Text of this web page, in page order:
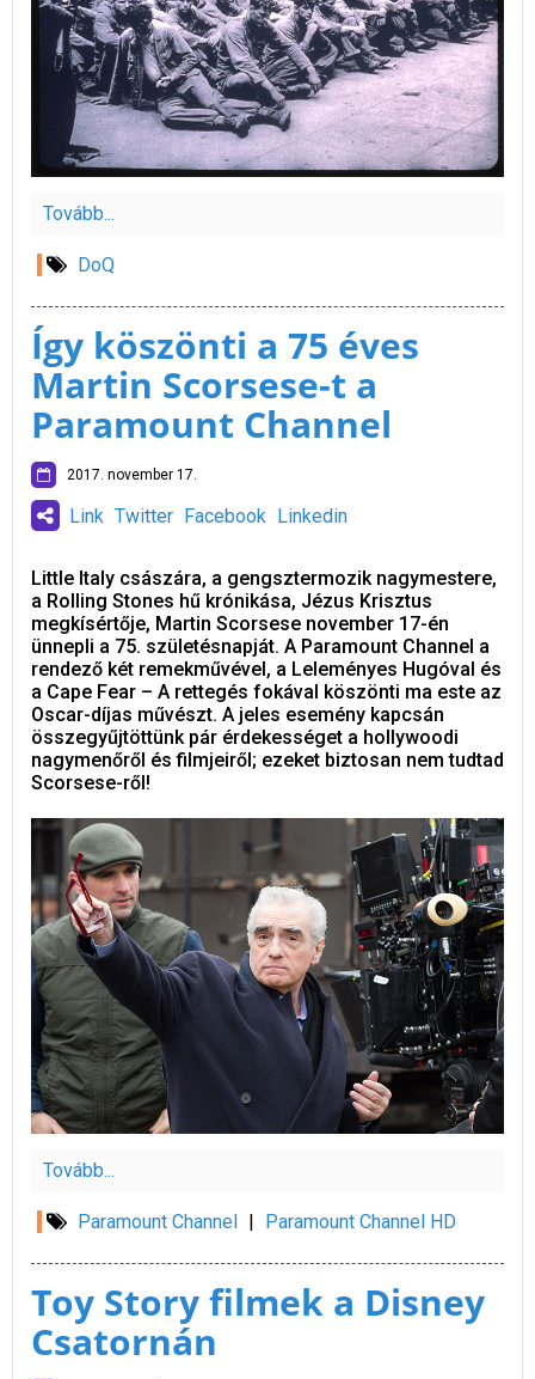
Tovább...
DoQ
Így köszönti a 75 éves
Martin Scorsese-t a
Paramount Channel
2017. november 17.
Link Twitter Facebook Linkedin
Little Italy császára, a gengsztermozik nagymestere,
a Rolling Stones hű krónikása, Jézus Krisztus
megkísértője, Martin Scorsese november 17-én
ünnepli a 75. születésnapját. A Paramount Channel a
rendező két remekművével, a Leleményes Hugóval és
a Cape Fear – A rettegés fokával köszönti ma este az
Oscar-díjas művészt. A jeles esemény kapcsán
összegyűjtöttünk pár érdekességet a hollywoodi
nagymenőről és filmjeiről; ezeket biztosan nem tudtad
Scorsese-ről!
Tovább...
Paramount Channel Paramount Channel HD
Toy Story filmek a Disney
Csatornán